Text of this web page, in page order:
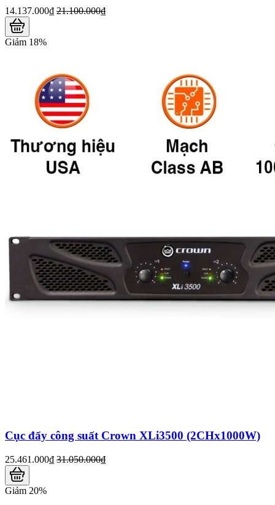
14.137.000₫ 21.100.000₫
Giảm 18%
Cục đẩy công suất Crown XLi3500 (2CHx1000W)
25.461.000₫ 31.050.000₫
Giảm 20%